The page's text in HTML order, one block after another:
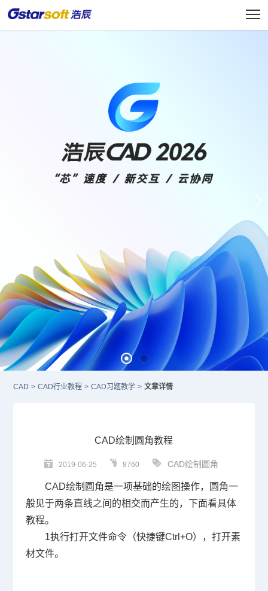
CAD > CAD行业教程 > CAD习题教学 > 文章详情
CAD绘制圆角教程
2019-06-25 8760 CAD绘制圆角
CAD绘制圆角是一项基础的绘图操作，圆角一
般见于两条直线之间的相交而产生的，下面看具体
教程。
1执行打开文件命令（快捷键Ctrl+O），打开素
材文件。